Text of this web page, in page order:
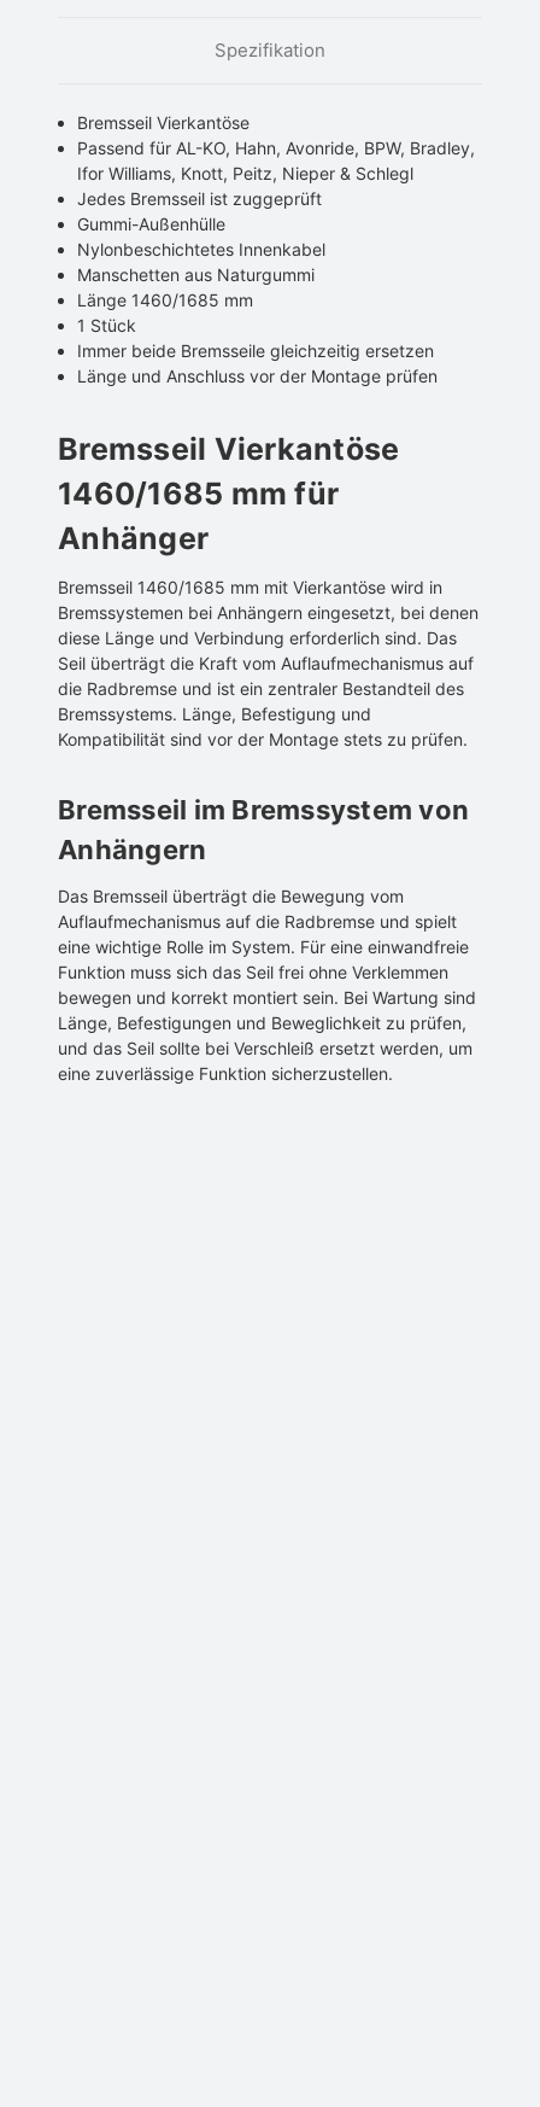
Spezifikation
Bremsseil Vierkantöse
Passend für AL-KO, Hahn, Avonride, BPW, Bradley,
Ifor Williams, Knott, Peitz, Nieper & Schlegl
Jedes Bremsseil ist zuggeprüft
Gummi-Außenhülle
Nylonbeschichtetes Innenkabel
Manschetten aus Naturgummi
Länge 1460/1685 mm
1 Stück
Immer beide Bremsseile gleichzeitig ersetzen
Länge und Anschluss vor der Montage prüfen
Bremsseil Vierkantöse
1460/1685 mm für
Anhänger
Bremsseil 1460/1685 mm mit Vierkantöse wird in
Bremssystemen bei Anhängern eingesetzt, bei denen
diese Länge und Verbindung erforderlich sind. Das
Seil überträgt die Kraft vom Auflaufmechanismus auf
die Radbremse und ist ein zentraler Bestandteil des
Bremssystems. Länge, Befestigung und
Kompatibilität sind vor der Montage stets zu prüfen.
Bremsseil im Bremssystem von
Anhängern
Das Bremsseil überträgt die Bewegung vom
Auflaufmechanismus auf die Radbremse und spielt
eine wichtige Rolle im System. Für eine einwandfreie
Funktion muss sich das Seil frei ohne Verklemmen
bewegen und korrekt montiert sein. Bei Wartung sind
Länge, Befestigungen und Beweglichkeit zu prüfen,
und das Seil sollte bei Verschleiß ersetzt werden, um
eine zuverlässige Funktion sicherzustellen.